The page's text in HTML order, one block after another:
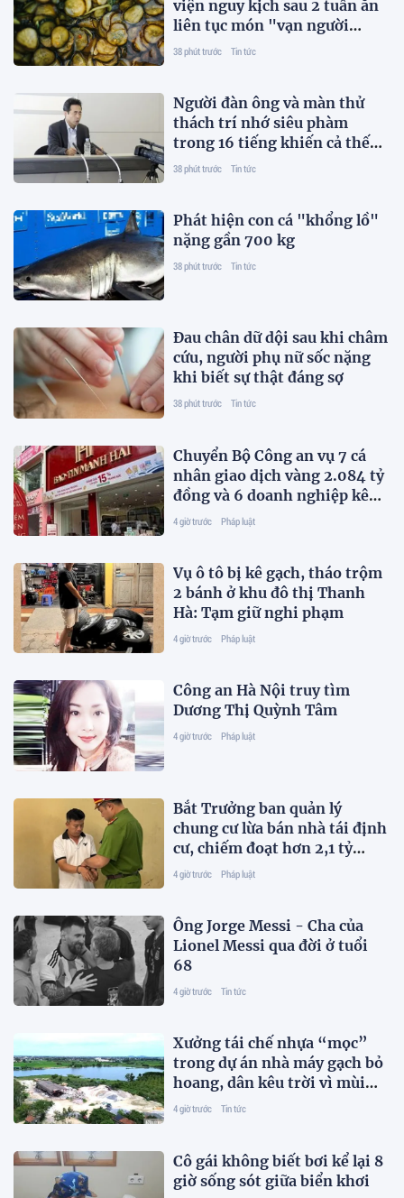
viện nguy kịch sau 2 tuần ăn
liên tục món "vạn người
thích"
38 phút trước Tin tức
Người đàn ông và màn thử
thách trí nhớ siêu phàm
trong 16 tiếng khiến cả thế
giới kinh ngạc
38 phút trước Tin tức
Phát hiện con cá "khổng lồ"
nặng gần 700 kg
38 phút trước Tin tức
Đau chân dữ dội sau khi châm
cứu, người phụ nữ sốc nặng
khi biết sự thật đáng sợ
38 phút trước Tin tức
Chuyển Bộ Công an vụ 7 cá
nhân giao dịch vàng 2.084 tỷ
đồng và 6 doanh nghiệp kê
khai sai thuế
4 giờ trước Pháp luật
Vụ ô tô bị kê gạch, tháo trộm
2 bánh ở khu đô thị Thanh
Hà: Tạm giữ nghi phạm
4 giờ trước Pháp luật
Công an Hà Nội truy tìm
Dương Thị Quỳnh Tâm
4 giờ trước Pháp luật
Bắt Trưởng ban quản lý
chung cư lừa bán nhà tái định
cư, chiếm đoạt hơn 2,1 tỷ
đồng
4 giờ trước Pháp luật
Ông Jorge Messi - Cha của
Lionel Messi qua đời ở tuổi
68
4 giờ trước Tin tức
Xưởng tái chế nhựa “mọc”
trong dự án nhà máy gạch bỏ
hoang, dân kêu trời vì mùi
hôi
4 giờ trước Tin tức
Cô gái không biết bơi kể lại 8
giờ sống sót giữa biển khơi